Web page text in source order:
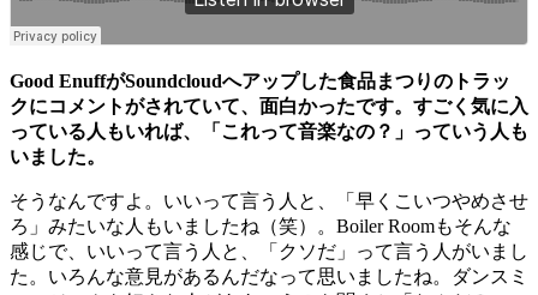
Good EnuffがSoundcloudへアップした食品まつりのトラッ
クにコメントがされていて、面白かったです。すごく気に入
っている人もいれば、「これって音楽なの？」っていう人も
いました。
そうなんですよ。いいって言う人と、「早くこいつやめさせ
ろ」みたいな人もいましたね（笑）。Boiler Roomもそんな
感じで、いいって言う人と、「クソだ」って言う人がいまし
た。いろんな意見があるんだなって思いましたね。ダンスミ